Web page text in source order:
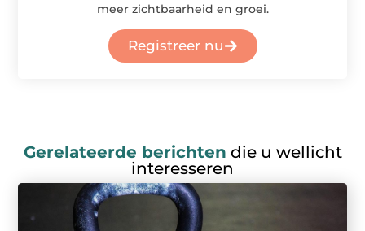
meer zichtbaarheid en groei.
Registreer nu
Gerelateerde berichten die u wellicht
interesseren